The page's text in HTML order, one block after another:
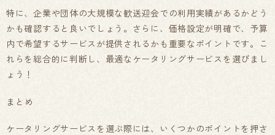
特に、企業や団体の大規模な歓送迎会での利用実績があるかどう
かも確認すると良いでしょう。さらに、価格設定が明確で、予算
内で希望するサービスが提供されるかも重要なポイントです。こ
れらを総合的に判断し、最適なケータリングサービスを選びまし
ょう！
まとめ
ケータリングサービスを選ぶ際には、いくつかのポイントを押さ